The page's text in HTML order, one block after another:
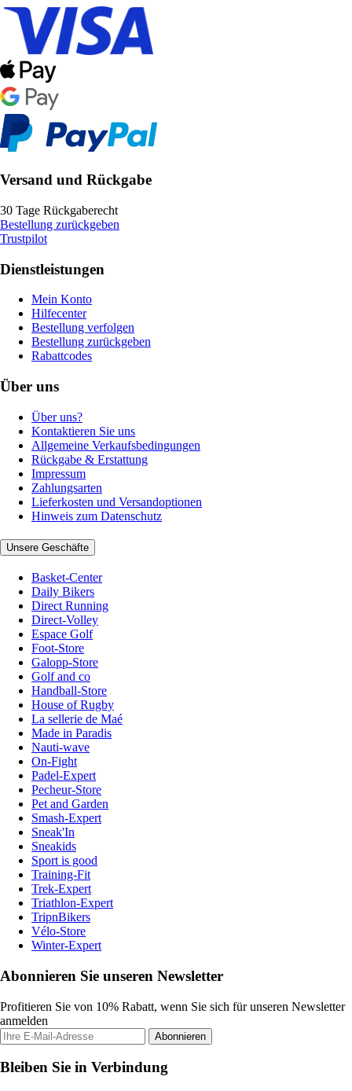
Versand und Rückgabe
30 Tage Rückgaberecht
Bestellung zurückgeben
Trustpilot
Dienstleistungen
Mein Konto
Hilfecenter
Bestellung verfolgen
Bestellung zurückgeben
Rabattcodes
Über uns
Über uns?
Kontaktieren Sie uns
Allgemeine Verkaufsbedingungen
Rückgabe & Erstattung
Impressum
Zahlungsarten
Lieferkosten und Versandoptionen
Hinweis zum Datenschutz
Unsere Geschäfte
Basket-Center
Daily Bikers
Direct Running
Direct-Volley
Espace Golf
Foot-Store
Galopp-Store
Golf and co
Handball-Store
House of Rugby
La sellerie de Maé
Made in Paradis
Nauti-wave
On-Fight
Padel-Expert
Pecheur-Store
Pet and Garden
Smash-Expert
Sneak'In
Sneakids
Sport is good
Training-Fit
Trek-Expert
Triathlon-Expert
TripnBikers
Vélo-Store
Winter-Expert
Abonnieren Sie unseren Newsletter
Profitieren Sie von 10% Rabatt, wenn Sie sich für unseren Newsletter
anmelden
Abonnieren
Bleiben Sie in Verbindung